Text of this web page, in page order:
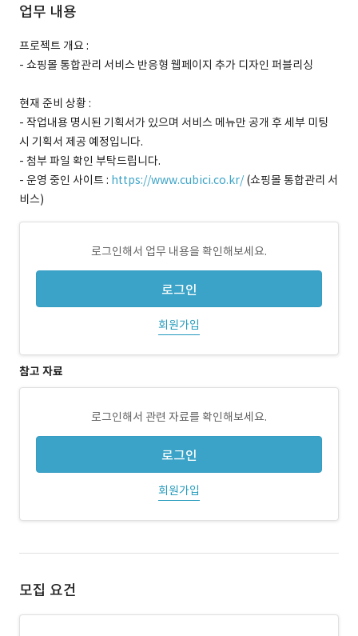
업무 내용
프로젝트 개요 :
- 쇼핑몰 통합관리 서비스 반응형 웹페이지 추가 디자인 퍼블리싱
현재 준비 상황 :
- 작업내용 명시된 기획서가 있으며 서비스 메뉴만 공개 후 세부 미팅
시 기획서 제공 예정입니다.
- 첨부 파일 확인 부탁드립니다.
- 운영 중인 사이트 : https://www.cubici.co.kr/(쇼핑몰 통합관리 서
비스)
로그인해서 업무 내용을 확인해보세요.
로그인
회원가입
참고 자료
로그인해서 관련 자료를 확인해보세요.
로그인
회원가입
모집 요건